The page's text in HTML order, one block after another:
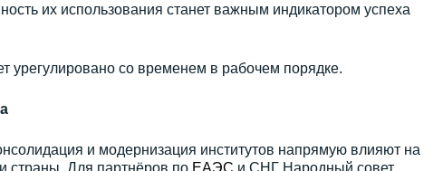
их использования станет важным индикатором успеха
урегулировано со временем в рабочем порядке.
и модернизация институтов напрямую влияют на
страны. Для партнёров по ЕАЭС и СНГ Народный совет